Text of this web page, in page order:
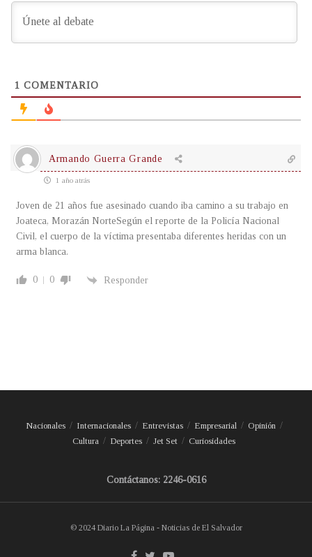
1 COMENTARIO
Armando Guerra Grande
1 año atrás
Joven de 21 años fue asesinado cuando iba camino a su trabajo en
Joateca, Morazán NorteSegún el reporte de la Policía Nacional
Civil, el cuerpo de la víctima presentaba diferentes heridas con un
arma blanca.
0 0 Responder
Nacionales Internacionales Entrevistas Empresarial
Opinión
Cultura
Deportes Jet Set Curiosidades
Contáctanos: 2246-0616
© 2024 Diario La Página - Noticias de El Salvador